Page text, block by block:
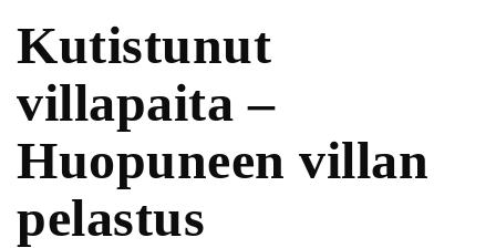
Kutistunut
villapaita –
Huopuneen villan
pelastus